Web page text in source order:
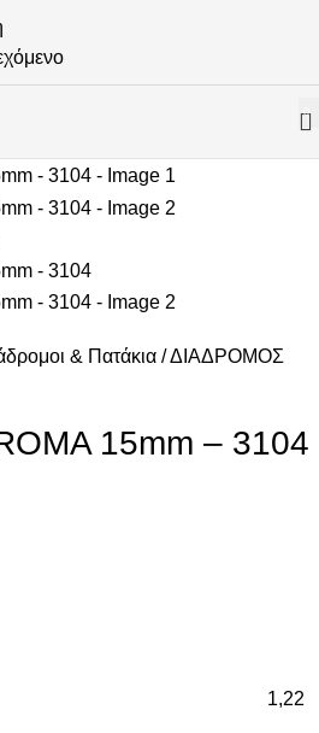
0
& Πατάκια
ΔΙΑΔΡΟΜΟΣ
15mm – 3104
1,22